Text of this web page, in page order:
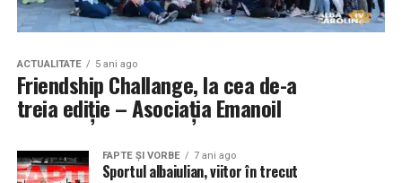
ACTUALITATE 5 ani ago
Friendship Challange, la cea de-a
treia ediție – Asociația Emanoil
FAPTE ŞI VORBE 7 ani ago
Sportul albaiulian, viitor în trecut